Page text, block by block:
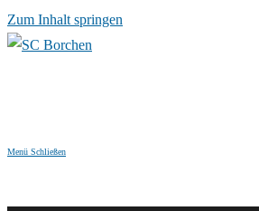
Zum Inhalt springen
Menü Schließen